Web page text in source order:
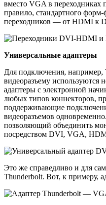
вместо VGA в переходниках
правило, стандартного
переходников — от HDMI к
Универсальные адаптеры
Для подключения,
видеоразъему используются
адаптеры с электронной
любых типов коннекторов,
поддерживающие
видеоразъемов
позволяющий объединить
посредством DVI, VGA,
Это же справедливо и для
Thunderbolt. Вот, к примеру,